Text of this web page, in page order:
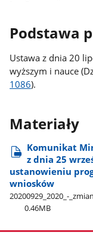
Podstawa
Ustawa z dnia 20
wyższym i nauce
1086).
Materiały
Komunikat
z dnia 25
ustanowieniu
wniosków
20200929​_2020​_-​
0.46MB